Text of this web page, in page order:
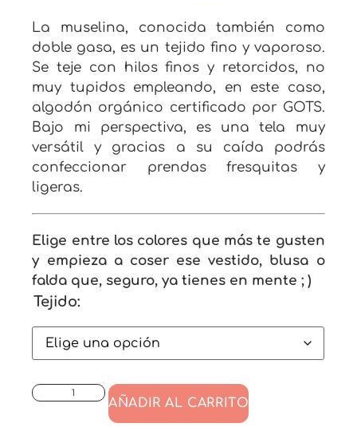
La muselina, conocida también como
doble gasa, es un tejido fino y vaporoso.
Se teje con hilos finos y retorcidos, no
muy tupidos empleando, en este caso,
algodón orgánico certificado por GOTS.
Bajo mi perspectiva, es una tela muy
versátil y gracias a su caída podrás
confeccionar prendas fresquitas y
ligeras.
Elige entre los colores que más te gusten
y empieza a coser ese vestido, blusa o
falda que, seguro, ya tienes en mente ; )
Tejido:
AÑADIR AL CARRITO